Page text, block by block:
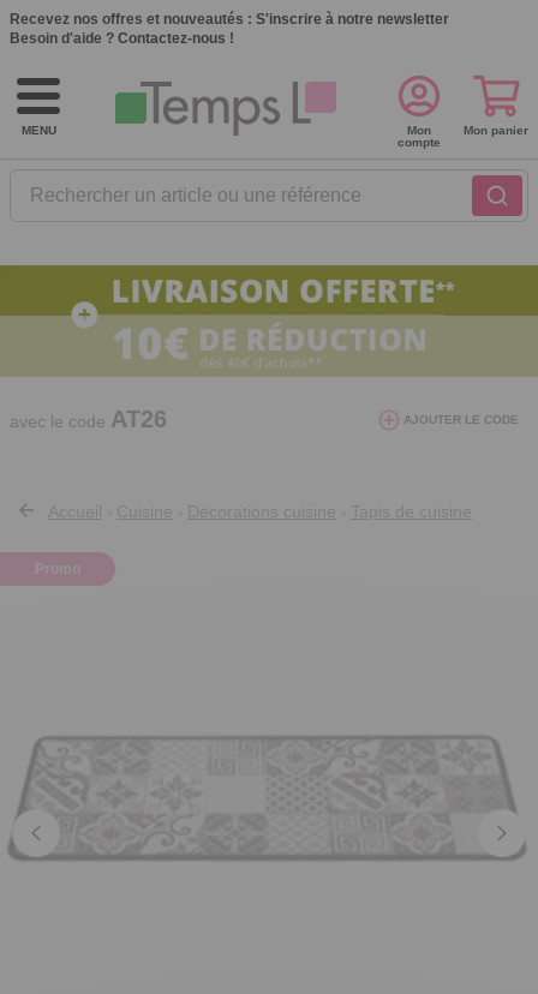
Recevez nos offres et nouveautés : S'inscrire à notre newsletter
Besoin d'aide ? Contactez-nous !
MENU
Rechercher un article ou une référence
Mon
compte
Mon panier
10€ de réduction dès 40€ d'achat. Offre
valable du 03/08/2026 au 12/08/2026.
avec le code AT26 AJOUTER LE CODE
Accueil Cuisine Décorations cuisine Tapis de cuisine
Promo